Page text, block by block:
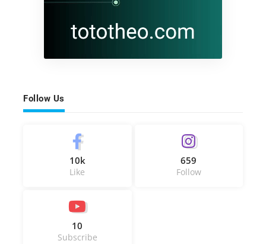
Follow Us
10k
Like
659
Follow
10
Subscribe